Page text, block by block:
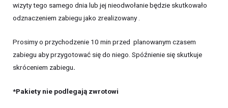
wizyty tego samego dnia lub jej nieodwołanie będzie skutkowało
odznaczeniem zabiegu jako zrealizowany .
Prosimy o przychodzenie 10 min przed planowanym czasem
zabiegu aby przygotować się do niego. Spóźnienie się skutkuje
skróceniem zabiegu.
*Pakiety nie podlegają zwrotowi